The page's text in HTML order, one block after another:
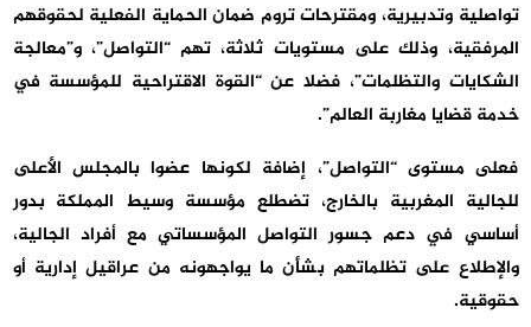
تواصلية وتدبيرية، ومقترحات تروم ضمان الحماية الفعلية لحقوقهم
المرفقية، وذلك على مستويات ثلاثة، تهم “التواصل”، و”معالجة
الشكايات والتظلمات”، فضلا عن “القوة الاقتراحية للمؤسسة في
خدمة قضايا مغاربة العالم”.
فعلى مستوى “التواصل”، إضافة لكونها عضوا بالمجلس الأعلى
للجالية المغربية بالخارج، تضطلع مؤسسة وسيط المملكة بدور
أساسي في دعم جسور التواصل المؤسساتي مع أفراد الجالية،
والإطلاع على تظلماتهم بشأن ما يواجهونه من عراقيل إدارية أو
حقوقية.